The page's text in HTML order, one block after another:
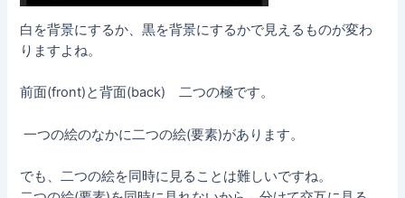
白を背景にするか、黒を背景にするかで見えるものが変わ
りますよね。
前面(front)と背面(back) 二つの極です。
一つの絵のなかに二つの絵(要素)があります。
でも、二つの絵を同時に見ることは難しいですね。